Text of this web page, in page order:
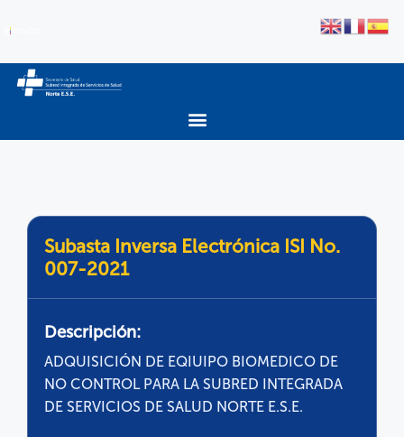
Subasta Inversa Electrónica ISI No.
007-2021
Descripción:
ADQUISICIÓN DE EQIUIPO BIOMEDICO DE
NO CONTROL PARA LA SUBRED INTEGRADA
DE SERVICIOS DE SALUD NORTE E.S.E.